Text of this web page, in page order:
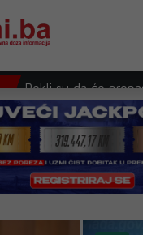
jedna od
današnjice
Matt Damon: Iz
smo 'Dobrog Willa
Film 'Odiseja'
premašio 639